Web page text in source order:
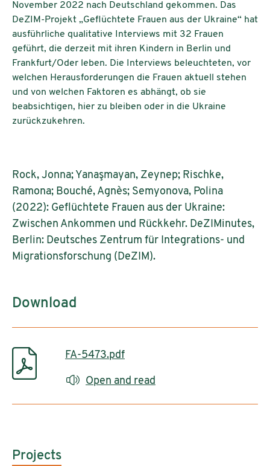
November 2022 nach Deutschland gekommen. Das
DeZIM-Projekt „Geflüchtete Frauen aus der Ukraine“ hat
ausführliche qualitative Interviews mit 32 Frauen
geführt, die derzeit mit ihren Kindern in Berlin und
Frankfurt/Oder leben. Die Interviews beleuchteten, vor
welchen Herausforderungen die Frauen aktuell stehen
und von welchen Faktoren es abhängt, ob sie
beabsichtigen, hier zu bleiben oder in die Ukraine
zurückzukehren.
Rock, Jonna; Yanaşmayan, Zeynep; Rischke,
Ramona; Bouché, Agnès; Semyonova, Polina
(2022): Geflüchtete Frauen aus der Ukraine:
Zwischen Ankommen und Rückkehr. DeZIMinutes,
Berlin: Deutsches Zentrum für Integrations- und
Migrationsforschung (DeZIM).
Download
FA-5473.pdf
Open and read
Projects